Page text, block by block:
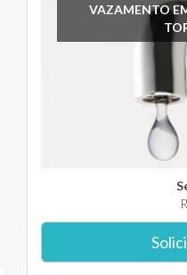
VAZAMENTO